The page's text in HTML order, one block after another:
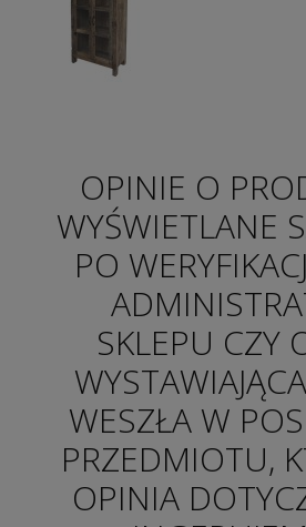
OPINIE O
WYŚWIETLANE
PO
SKLEPU CZY
WESZŁA W
PRZEDMIOTU,
OPINIA